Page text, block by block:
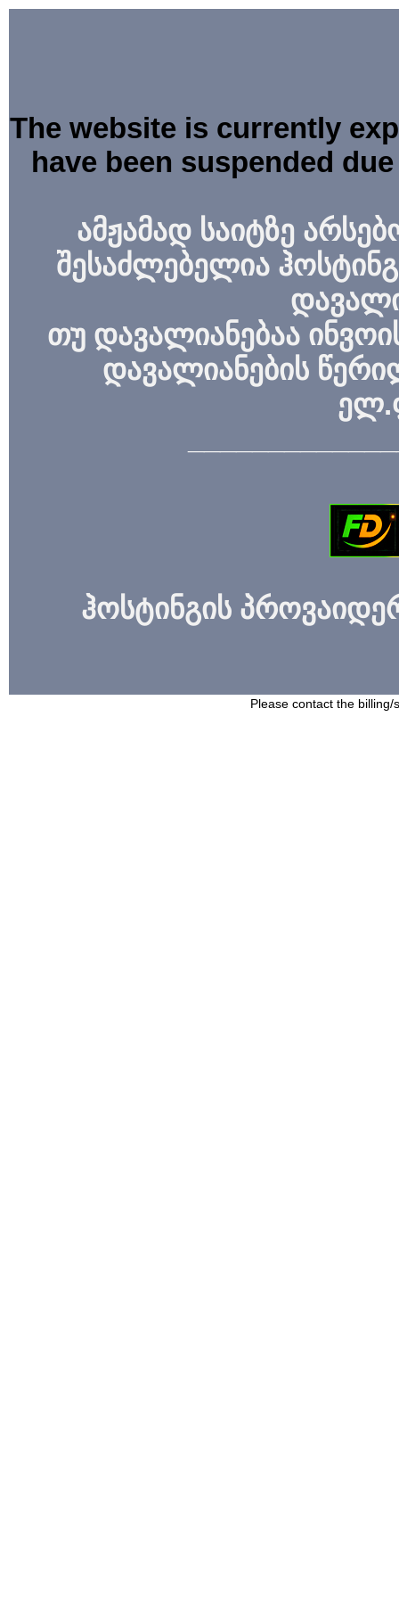
The website is currently
have been suspended
ამჟამად საიტზე
შესაძლებელია
თუ დავალიანებაა
დავალიანების
ჰოსტინგის
Please contact the